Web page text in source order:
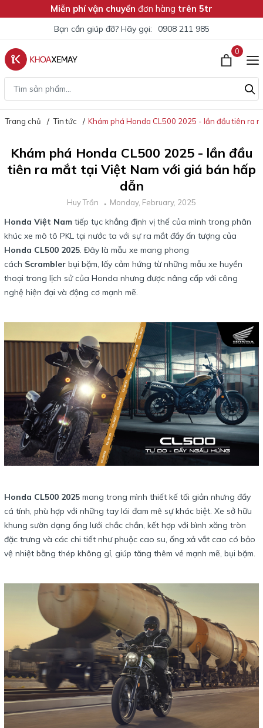
Miễn phí vận chuyển đơn hàng trên 5tr
Bạn cần giúp đỡ? Hãy gọi: 0908 211 985
0
Trang chủ Tin tức Khám phá Honda CL500 2025 - lần đầu tiên ra
Khám phá Honda CL500 2025 - lần đầu
tiên ra mắt tại Việt Nam với giá bán hấp
dẫn
Huy Trần Monday, February, 2025
Honda Việt Nam tiếp tục khẳng định vị thế của mình trong phân
khúc xe mô tô PKL tại nước ta với sự ra mắt đầy ấn tượng của
Honda CL500 2025. Đây là mẫu xe mang phong
cách Scrambler bụi bặm, lấy cảm hứng từ những mẫu xe huyền
thoại trong lịch sử của Honda nhưng được nâng cấp với công
nghệ hiện đại và động cơ mạnh mẽ.
Honda CL500 2025 mang trong mình thiết kế tối giản nhưng đầy
cá tính, phù hợp với những tay lái đam mê sự khác biệt. Xe sở hữu
khung sườn dạng ống lưới chắc chắn, kết hợp với bình xăng tròn
đặc trưng và các chi tiết như phuộc cao su, ống xả vắt cao có bảo
vệ nhiệt bằng thép không gỉ, giúp tăng thêm vẻ mạnh mẽ, bụi bặm.